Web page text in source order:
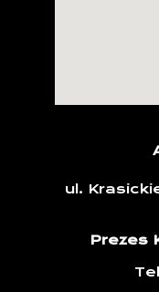
ul.
Prezes